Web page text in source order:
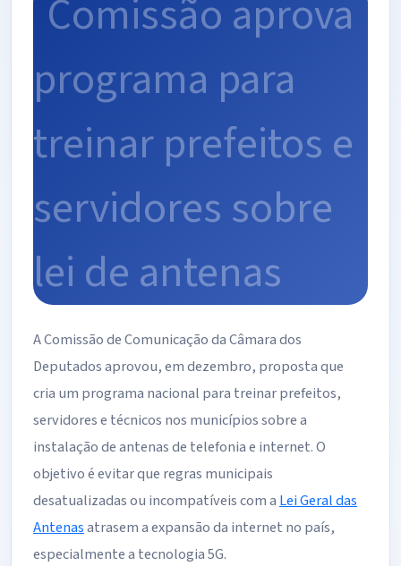
A Comissão de Comunicação da Câmara dos
Deputados aprovou, em dezembro, proposta que
cria um programa nacional para treinar prefeitos,
servidores e técnicos nos municípios sobre a
instalação de antenas de telefonia e internet. O
objetivo é evitar que regras municipais
desatualizadas ou incompatíveis com aLei Geral das
Antenasatrasem a expansão da internet no país,
especialmente a tecnologia 5G.